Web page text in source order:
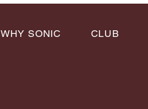
WHY SONIC CLUB